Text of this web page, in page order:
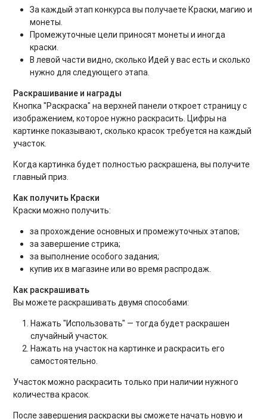
За каждый этап конкурса вы получаете Краски, магию и
монеты.
Промежуточные цели приносят монеты и иногда
краски.
В левой части видно, сколько Идей у вас есть и сколько
нужно для следующего этапа.
Раскрашивание и награды
Кнопка "Раскраска" на верхней панели откроет страницу с
изображением, которое нужно раскрасить. Цифры на
картинке показывают, сколько красок требуется на каждый
участок.
Когда картинка будет полностью раскрашена, вы получите
главный приз.
Как получить Краски
Краски можно получить:
за прохождение основных и промежуточных этапов;
за завершение стрика;
за выполнение особого задания;
купив их в магазине или во время распродаж.
Как раскрашивать
Вы можете раскрашивать двумя способами:
Нажать "Использовать" — тогда будет раскрашен
случайный участок.
Нажать на участок на картинке и раскрасить его
самостоятельно.
Участок можно раскрасить только при наличии нужного
количества красок.
После завершения раскраски вы сможете начать новую и